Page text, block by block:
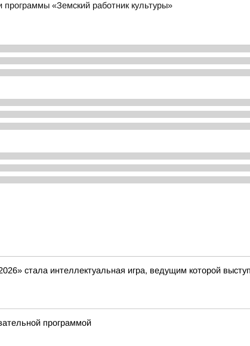
«Земский работник культуры»
стала интеллектуальная игра, ведущим которой
программой